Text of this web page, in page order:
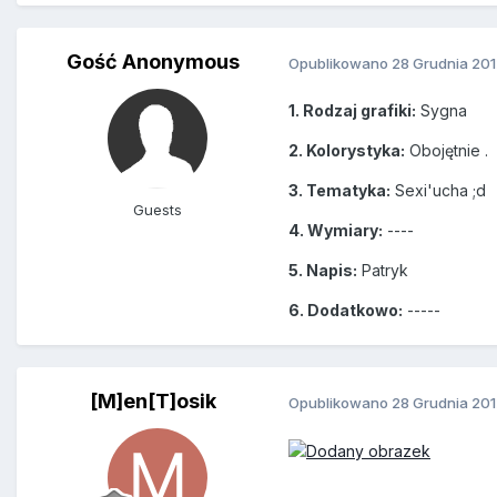
Gość Anonymous
Guests
Opublikowano 28 Grudnia
1. Rodzaj grafiki: Sygna
2. Kolorystyka: Obojętnie .
3. Tematyka: Sexi'ucha ;d
4. Wymiary: ----
5. Napis: Patryk
6. Dodatkowo: -----
[M]en[T]osik Opublikowano 28 Grudnia